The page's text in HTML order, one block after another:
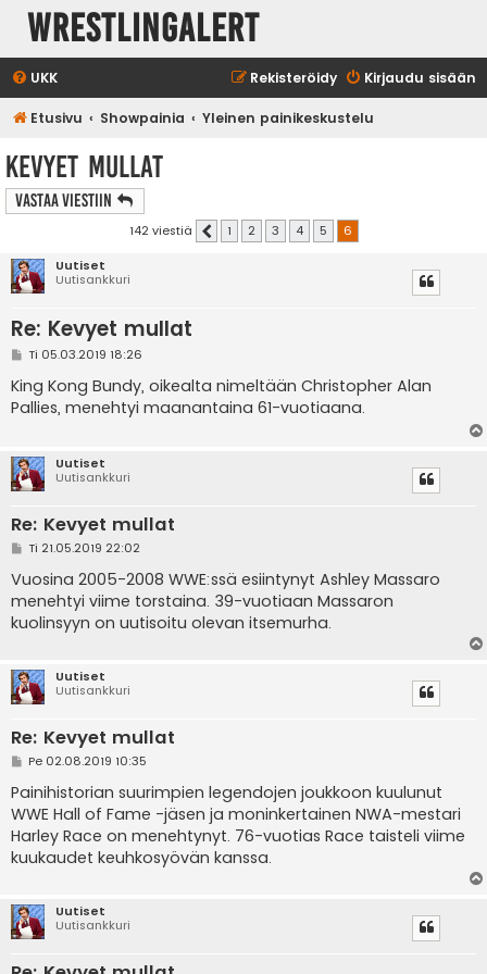
WrestlingAlert
UKK Kirjaudu sisään
Rekisteröidy
Etusivu Showpainia Yleinen painikeskustelu
Kevyet mullat
Vastaa Viestiin
142 viestiä Edellinen
1 2 3 4 5
6
Uutiset
Uutisankkuri
Re: Kevyet mullat
V
e
s
t
Ti 05.03.2019 18:26
King Kong Bundy, oikealta nimeltään Christopher Alan
Pallies, menehtyi maanantaina 61-vuotiaana.
Uutiset
Uutisankkuri
Re: Kevyet mullat
V
e
s
t
i
Ti 21.05.2019 22:02
Vuosina 2005-2008 WWE:ssä esiintynyt Ashley Massaro
menehtyi viime torstaina. 39-vuotiaan Massaron
kuolinsyyn on uutisoitu olevan itsemurha.
Uutiset
Uutisankkuri
Re: Kevyet mullat
V
e
s
t
i
Pe 02.08.2019 10:35
Painihistorian suurimpien legendojen joukkoon kuulunut
WWE Hall of Fame -jäsen ja moninkertainen NWA-mestari
Harley Race on menehtynyt. 76-vuotias Race taisteli viime
kuukaudet keuhkosyövän kanssa.
Uutiset
Uutisankkuri